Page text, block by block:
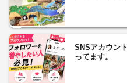
SNSアカウン
ってます。